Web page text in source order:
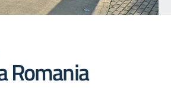
Romania